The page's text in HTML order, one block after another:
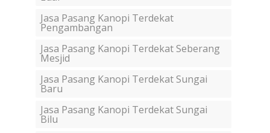
Jasa Pasang Kanopi Terdekat
Pengambangan
Jasa Pasang Kanopi Terdekat Seberang
Mesjid
Jasa Pasang Kanopi Terdekat Sungai
Baru
Jasa Pasang Kanopi Terdekat Sungai
Bilu